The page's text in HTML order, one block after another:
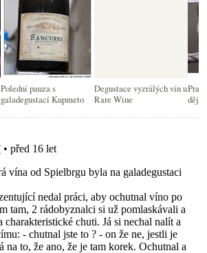
Polední pauza s
galadegustací Kupmeto
Degustace vyzrálých vín u
Rare Wine